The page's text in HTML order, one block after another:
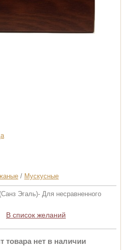
/ Мускусные
(Санз Эгаль)- Для несравненного
В список желаний
товара нет в наличии